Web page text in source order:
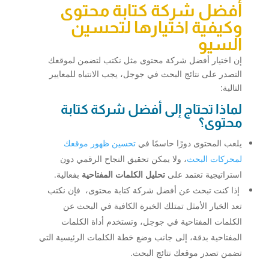
أفضل شركة كتابة محتوى
وكيفية اختيارها لتحسين
السيو
إن اختيار أفضل شركة محتوى مثل نكتب لتضمن لموقعك
التصدر على نتائج البحث في جوجل، يجب الانتباه للمعايير
التالية:
لماذا تحتاج إلى أفضل شركة كتابة
محتوى؟
يلعب المحتوى دورًا حاسمًا في تحسين ظهور موقعك
لمحركات البحث، ولا يمكن تحقيق النجاح الرقمي دون
استراتيجية تعتمد على تحليل الكلمات المفتاحية بفعالية.
إذا كنت تبحث عن أفضل شركة كتابة محتوى، فإن نكتب
تعد الخيار الأمثل تمتلك الخبرة الكافية في البحث عن
الكلمات المفتاحية في جوجل، وتستخدم أداة الكلمات
المفتاحية بدقة، إلى جانب وضع خطة الكلمات الرئيسية التي
تضمن تصدر موقعك نتائج البحث.